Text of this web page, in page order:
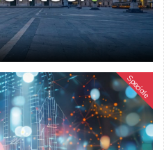
Speciale